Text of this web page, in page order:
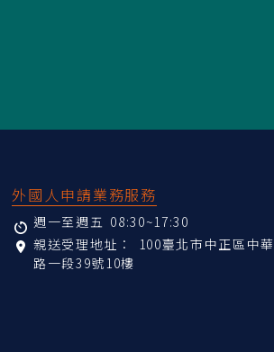
外國人申請業務服務
週一至週五 08:30~17:30
親送受理地址：
100臺北市中正區中華
路一段39號10樓